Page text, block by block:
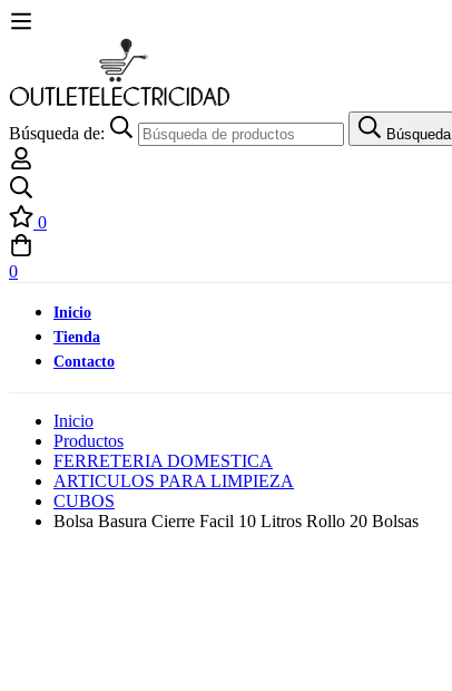
Búsqueda de: Búsqueda
0
0
Inicio
Tienda
Contacto
Inicio
Productos
FERRETERIA DOMESTICA
ARTICULOS PARA LIMPIEZA
CUBOS
Bolsa Basura Cierre Facil 10 Litros Rollo 20 Bolsas